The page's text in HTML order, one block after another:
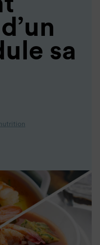
sa